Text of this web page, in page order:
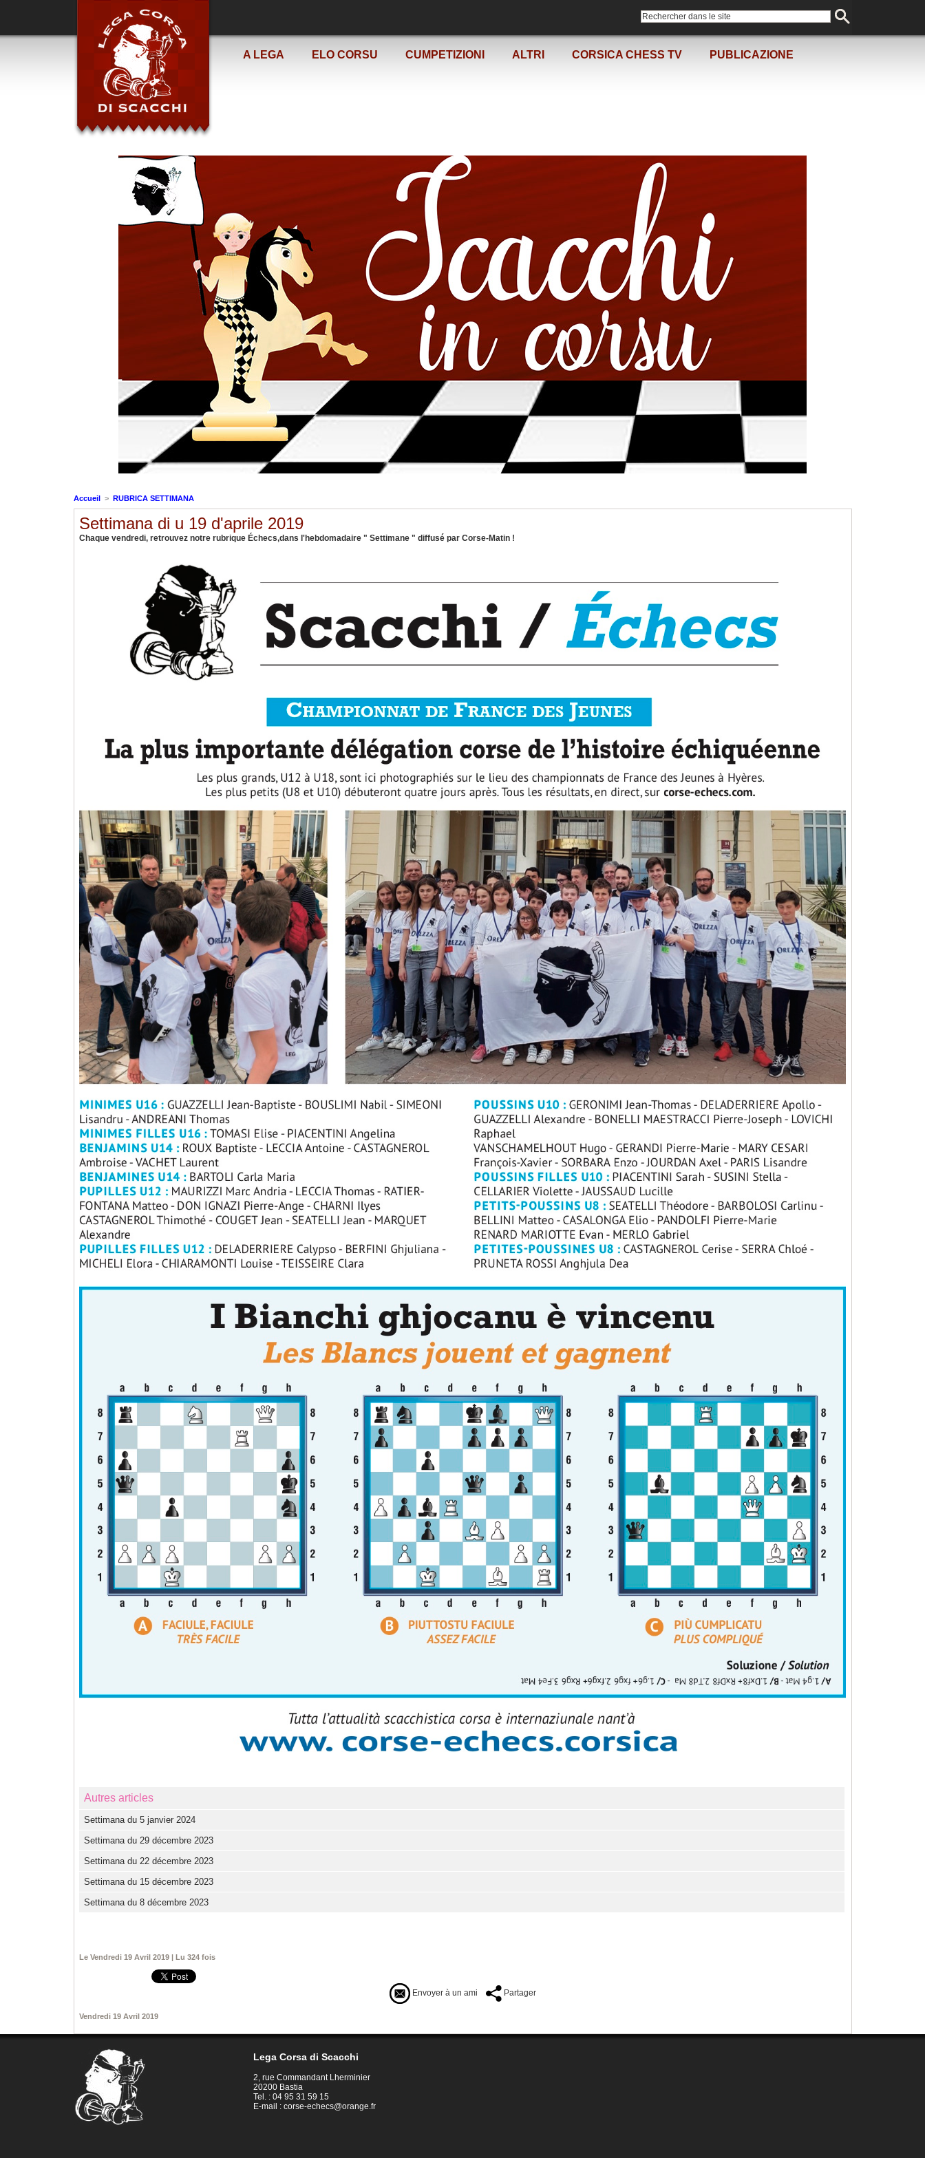
A LEGA ELO CORSU CUMPETIZIONI ALTRI CORSICA CHESS TV PUBLICAZIONE
Accueil > RUBRICA SETTIMANA
Settimana di u 19 d'aprile 2019
Chaque vendredi, retrouvez notre rubrique Échecs,dans l'hebdomadaire " Settimane " diffusé par Corse-Matin !
Autres articles
Settimana du 5 janvier 2024
Settimana du 29 décembre 2023
Settimana du 22 décembre 2023
Settimana du 15 décembre 2023
Settimana du 8 décembre 2023
Le Vendredi 19 Avril 2019 | Lu 324 fois
Envoyer à un ami Partager
Vendredi 19 Avril 2019
Lega Corsa di Scacchi
2, rue Commandant Lherminier
20200 Bastia
Tel. : 04 95 31 59 15
E-mail : corse-echecs@orange.fr